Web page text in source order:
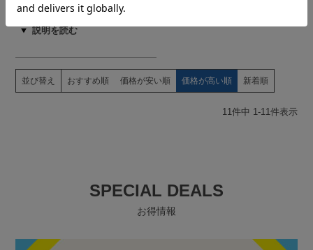
商品を見る
並び替え おすすめ順 価格が安い順 価格が高い順 新着順
11 件中 1 -11 件表示
SPECIAL DEALS
お得情報